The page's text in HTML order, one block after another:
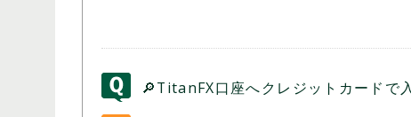
🔎TitanFX口座へクレジットカード